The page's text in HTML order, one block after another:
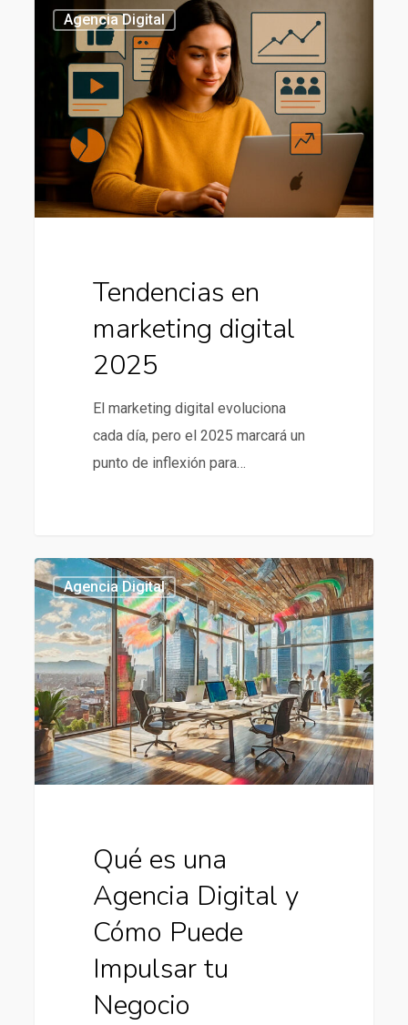
marketing
digital
Agencia Digital
Tendencias en
marketing digital
2025
El marketing digital evoluciona
cada día, pero el 2025 marcará un
punto de inflexión para…
435
Qué
es
una
Agencia
Digital
y
Cómo
Puede
Impulsar
Agencia Digital
Qué es una
Agencia Digital y
Cómo Puede
Impulsar tu
Negocio
434